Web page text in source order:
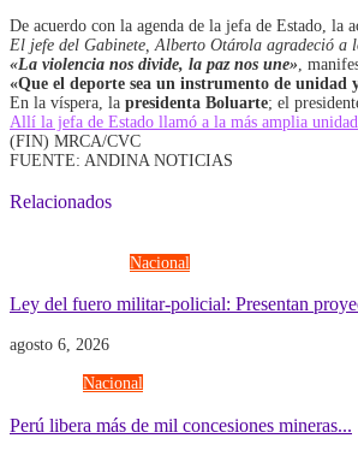
De acuerdo con la agenda de la jefa de Estado, la
El jefe del Gabinete, Alberto Otárola agradeció a
«La violencia nos divide, la paz nos une» ,
«Que el deporte sea un instrumento de unidad
En la víspera, la presidenta Boluarte; el
Allí la jefa de Estado llamó a la más amplia unidad
(FIN) MRCA/CVC
FUENTE: ANDINA NOTICIAS
Relacionados
Nacional
Ley del fuero militar-policial: Presentan
agosto 6, 2026
Nacional
Perú libera más de mil concesiones mineras...